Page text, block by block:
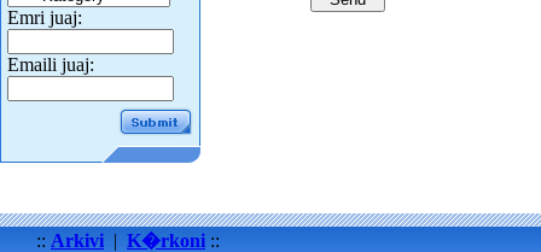
Emri juaj:
Emaili juaj:
:: Arkivi | K�rkoni ::